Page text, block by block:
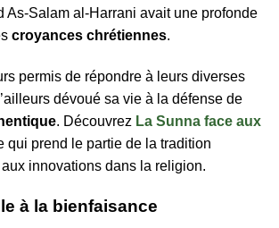
As-Salam al-Harrani avait une profonde
croyances chrétiennes.
permis de répondre à leurs diverses
dévoué sa vie à la défense de
. Découvrez La Sunna face aux
qui prend le partie de la tradition
innovations dans la religion.
à la bienfaisance